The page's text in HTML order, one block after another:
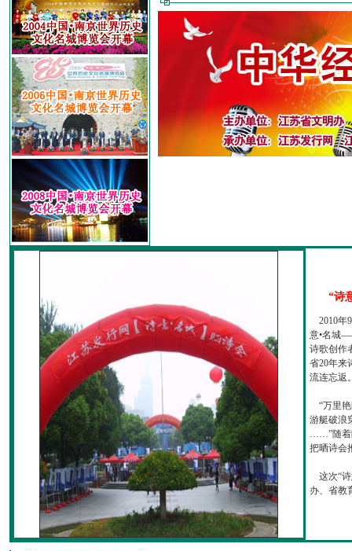
“诗
2010年
意•名城
诗歌创作
省20年来
流连忘返
“万里艳
游艇破浪
……”随着
把晒诗会
这次“诗
办、省教